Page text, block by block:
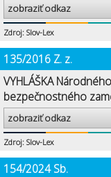
zobraziť odkaz
Zdroj: Slov-Lex
135/2016 Z. z.
VYHLÁŠKA
bezpečnostného
zobraziť odkaz
Zdroj: Slov-Lex
154/2024 Sb.